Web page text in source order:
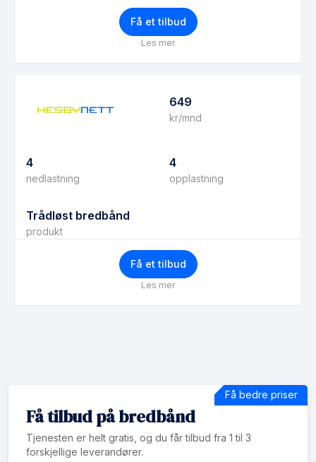
Få et tilbud
Les mer
649
kr/mnd
4
nedlastning
4
opplastning
Trådløst bredbånd
produkt
Få et tilbud
Les mer
Få tilbud på bredbånd
Tjenesten er helt gratis, og du får tilbud fra 1 til 3
forskjellige leverandører.
Få bedre priser